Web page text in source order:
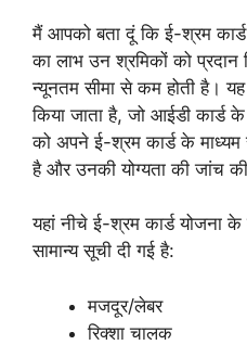
मैं आपको बता दूं कि ई-श्रम
का लाभ उन श्रमिकों को
न्यूनतम सीमा से कम होती है।
किया जाता है, जो आईडी कार्ड
को अपने ई-श्रम कार्ड के
है और उनकी योग्यता की जांच
यहां नीचे ई-श्रम कार्ड योजना
सामान्य सूची दी गई है:
मजदूर/लेबर
रिक्शा चालक